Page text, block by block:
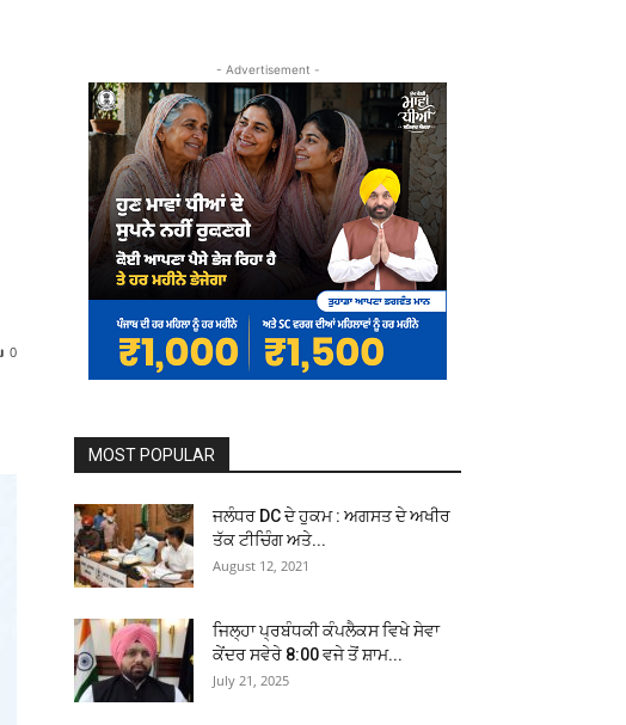
0
- Advertisement -
MOST POPULAR
ਜਲੰਧਰ DC ਦੇ ਹੁਕਮ : ਅਗਸਤ ਦੇ ਅਖੀਰ
ਤੱਕ ਟੀਚਿੰਗ ਅਤੇ...
August 12, 2021
ਜਿਲ੍ਹਾ ਪ੍ਰਬੰਧਕੀ ਕੰਪਲੈਕਸ ਵਿਖੇ ਸੇਵਾ
ਕੇਂਦਰ ਸਵੇਰੇ 8:00 ਵਜੇ ਤੋਂ ਸ਼ਾਮ...
July 21, 2025